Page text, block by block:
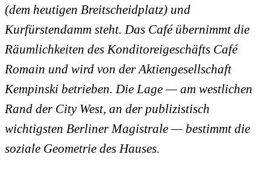
(dem heutigen Breitscheidplatz) und
Kurfürstendamm steht. Das Café übernimmt die
Räumlichkeiten des Konditoreigeschäfts Café
Romain und wird von der Aktiengesellschaft
Kempinski betrieben. Die Lage — am westlichen
Rand der City West, an der publizistisch
wichtigsten Berliner Magistrale — bestimmt die
soziale Geometrie des Hauses.